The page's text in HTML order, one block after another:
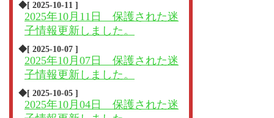
◆[ 2025-10-11 ]
2025年10月11日 保護された迷
子情報更新しました。
◆[ 2025-10-07 ]
2025年10月07日 保護された迷
子情報更新しました。
◆[ 2025-10-05 ]
2025年10月04日 保護された迷